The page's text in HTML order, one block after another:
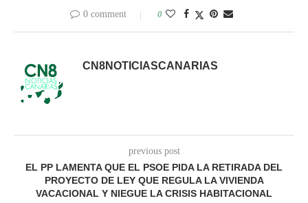
0 comment 0
CN8NOTICIASCANARIAS
previous post
EL PP LAMENTA QUE EL PSOE PIDA LA RETIRADA DEL
PROYECTO DE LEY QUE REGULA LA VIVIENDA
VACACIONAL Y NIEGUE LA CRISIS HABITACIONAL